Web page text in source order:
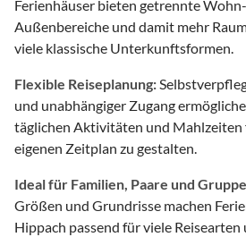
Ferienhäuser bieten getrennte
Außenbereiche und damit mehr
viele klassische Unterkunftsformen.
Flexible Reiseplanung:
und unabhängiger Zugang
täglichen Aktivitäten und Mahlzeiten
eigenen Zeitplan zu gestalten.
Ideal für Familien, Paare und
Größen und Grundrisse machen
Hippach passend für viele Reisearten